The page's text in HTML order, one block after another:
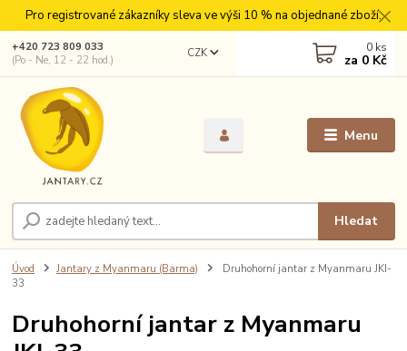
Pro registrované zákazníky sleva ve výši 10 % na objednané zboží.
Menu
CZK
Hledat
+420 723 809 033
(Po - Ne, 12 - 22 hod.)
0 ks
za 0 Kč
Úvod Jantary z Myanmaru (Barma)
Druhohorní jantar z Myanmaru JKI-
33
Druhohorní jantar z Myanmaru